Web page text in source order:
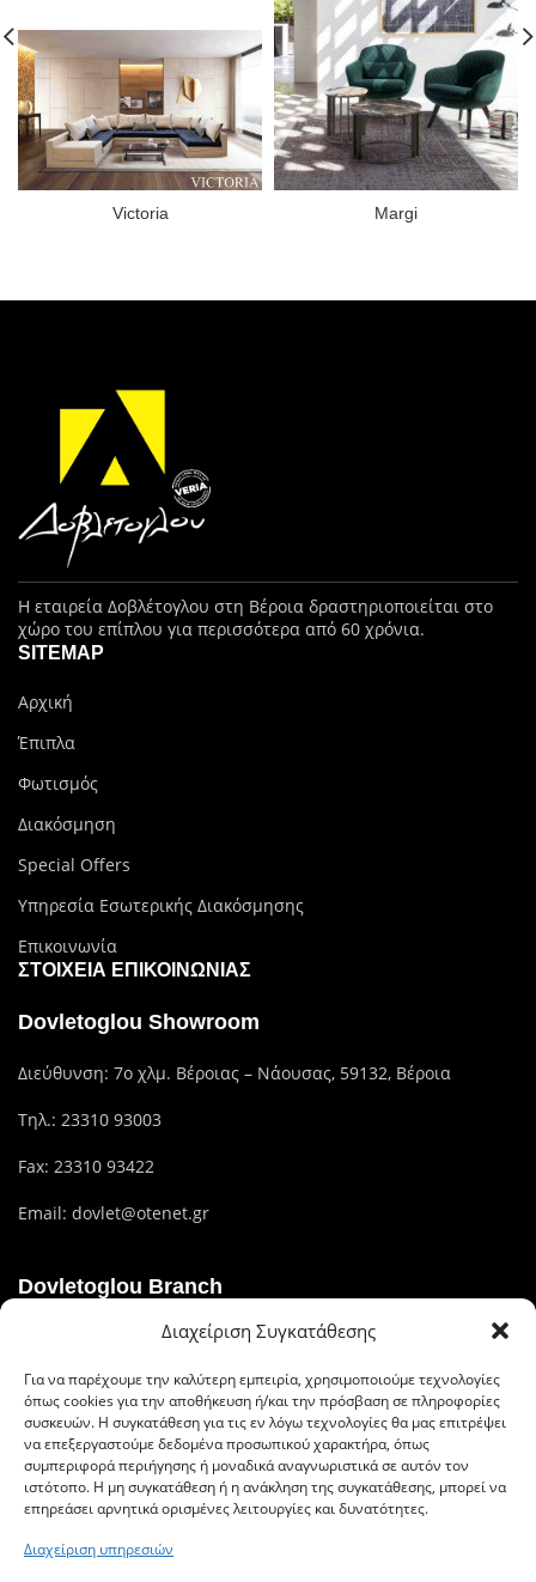
Διαχείριση Συγκατάθεσης
Για να παρέχουμε την καλύτερη εμπειρία, χρησιμοποιούμε τεχνολογίες
όπως cookies για την αποθήκευση ή/και την πρόσβαση σε πληροφορίες
συσκευών. Η συγκατάθεση για τις εν λόγω τεχνολογίες θα μας επιτρέψει
να επεξεργαστούμε δεδομένα προσωπικού χαρακτήρα, όπως
συμπεριφορά περιήγησης ή μοναδικά αναγνωριστικά σε αυτόν τον
ιστότοπο. Η μη συγκατάθεση ή η ανάκληση της συγκατάθεσης, μπορεί να
επηρεάσει αρνητικά ορισμένες λειτουργίες και δυνατότητες.
Διαχείριση υπηρεσιών
Victoria Margi
Η εταιρεία Δοβλέτογλου στη Βέροια δραστηριοποιείται στο
χώρο του επίπλου για περισσότερα από 60 χρόνια.
SITEMAP
Αρχική
Έπιπλα
Φωτισμός
Διακόσμηση
Special Offers
Υπηρεσία Εσωτερικής Διακόσμησης
Επικοινωνία
ΣΤΟΙΧΕΊΑ ΕΠΙΚΟΙΝΩΝΊΑΣ
Dovletoglou Showroom
Διεύθυνση: 7ο χλμ. Βέροιας – Νάουσας, 59132, Βέροια
Τηλ.: 23310 93003
Fax: 23310 93422
Email: dovlet@otenet.gr
Dovletoglou Branch
Διεύθυνση: Πίνδου 17, 59132,Βέροια
Τηλ.: 23310 60376
Fax: 23310 93422
Email: dovlet@otenet.gr